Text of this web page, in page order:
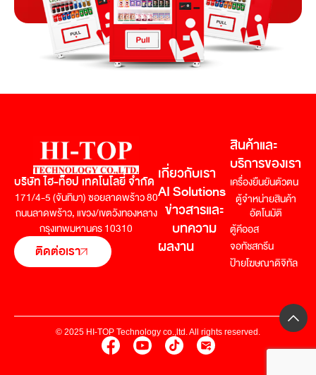
บริษัท ไฮ-ท็อป เทคโนโลยี่ จำกัด
171/4-5 (จันทิมา) ซอยลาดพร้าว 80
ถนนลาดพร้าว,แขวง/เขตวังทองหลาง
กรุงเทพมหานคร 10310
ติดต่อเรา
เกี่ยวกับเรา
AI Solutions
ข่าวสารและ
บทความ
ผลงาน
สินค้าและ
บริการของเรา
เครื่องยืนยันตัวตน
ตู้จำหน่ายสินค้า
อัตโนมัติ
ตู้คีออส
จอทัชสกรีน
ป้ายโฆษณาดิจิทัล
© 2025 HI-TOP Technology co.,ltd. All rights reserved.